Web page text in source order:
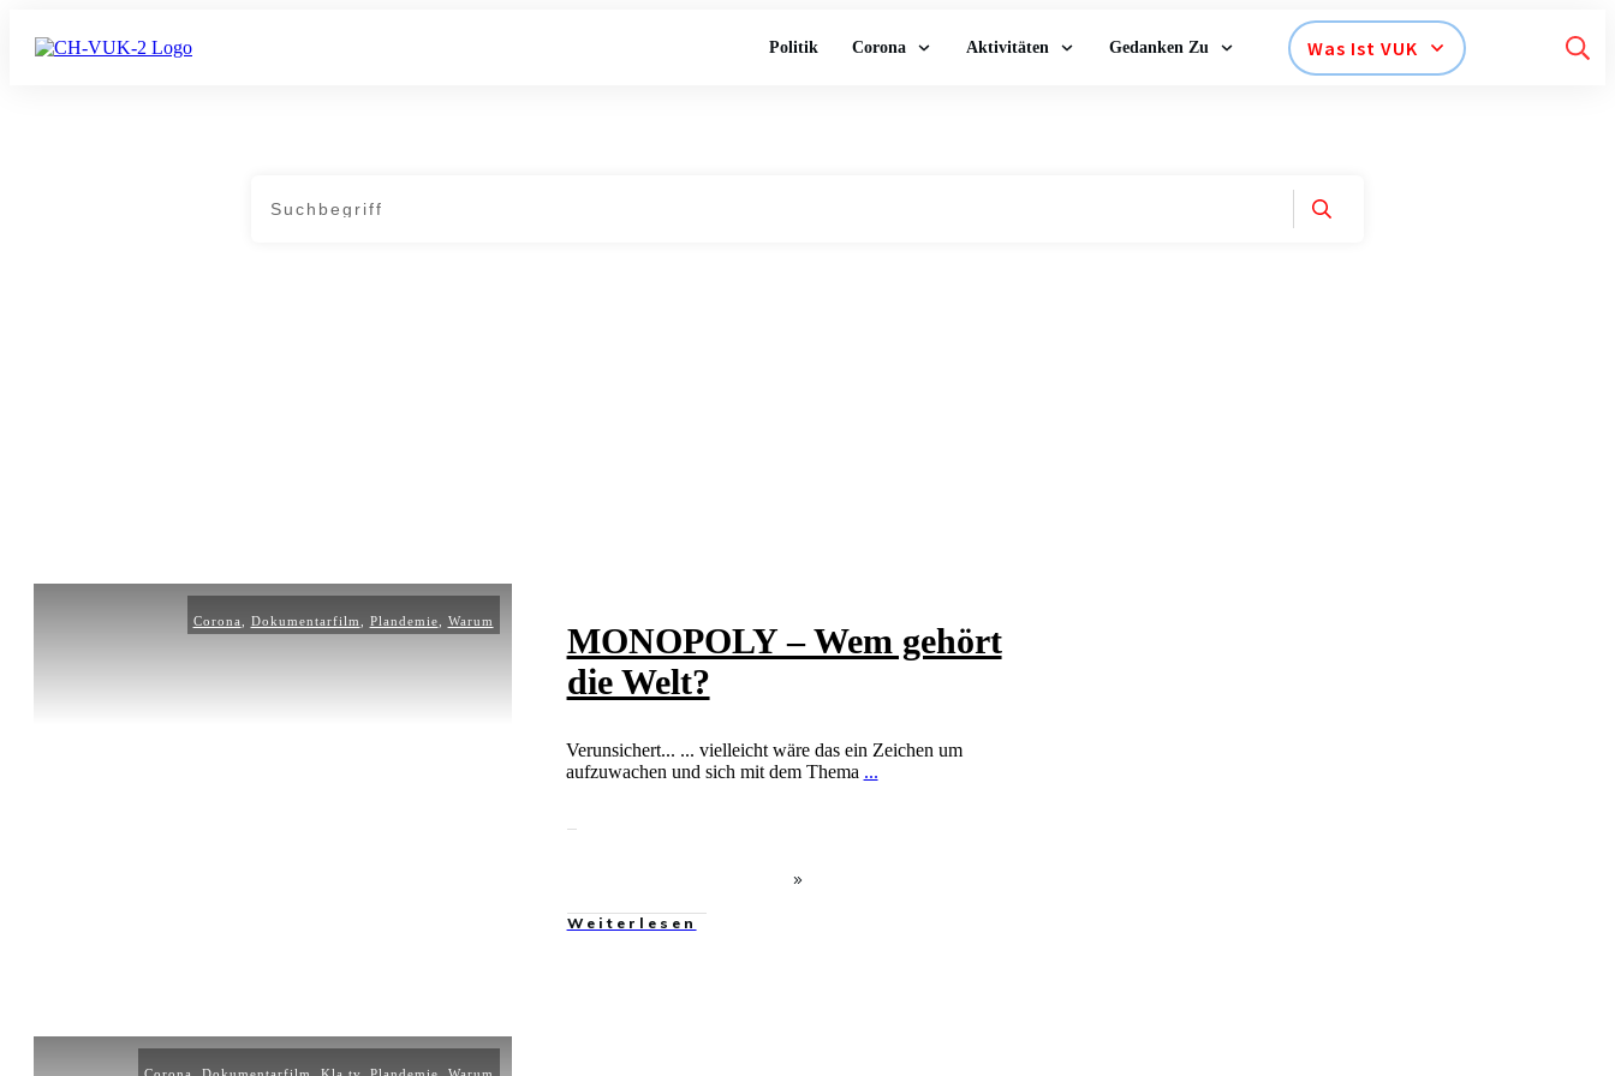
Politik Corona Aktivitäten Gedanken Zu Was Ist VUK
Corona Dokumentarfilm Plandemie Warum
MONOPOLY – Wem gehört
die Welt?
Verunsichert... ... vielleicht wäre das ein Zeichen um
aufzuwachen und sich mit dem Thema ...
Weiterlesen